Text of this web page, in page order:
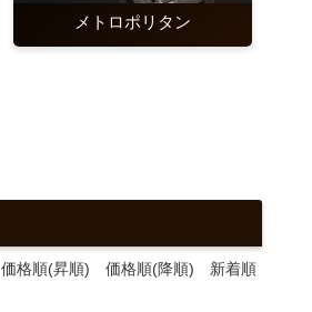
メトロポリタン
価格順(昇順) 価格順(降順) 新着順